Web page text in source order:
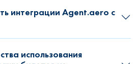
интеграции Agent.aero с
использования